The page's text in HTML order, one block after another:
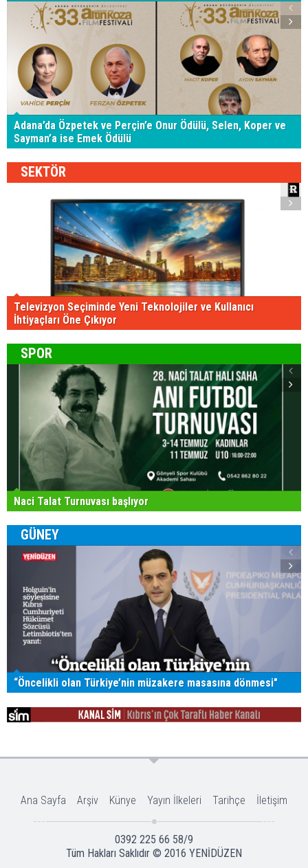
Adana’da Özpetek ve Perçin’e Onur Ödülü, Selen, Koper ve
Sayman’a ise Emek Ödülü
SEKTÖR
Televizyon Seçiminde Yeni Teknolojiler ve Kullanıcı
İhtiyaçları Öne Çıkıyor
SPOR
Naci Talat Turnuvası başlıyor
GÜNEY
“Öncelikli olan Türkiye’nin müzakere masasına dönmesi"
Ana Sayfa Arşiv Künye Yayın İlkeleri Tarihçe İletişim
0392 225 66 58/9
Tüm Hakları Saklıdır © 2016 YENİDÜZEN